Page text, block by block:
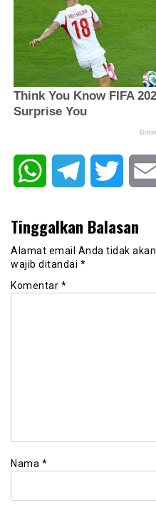
WhatsAppTelegram Twitter
Tinggalkan Balasan
Alamat email Anda tidak akan
wajib ditandai *
Komentar *
Nama *